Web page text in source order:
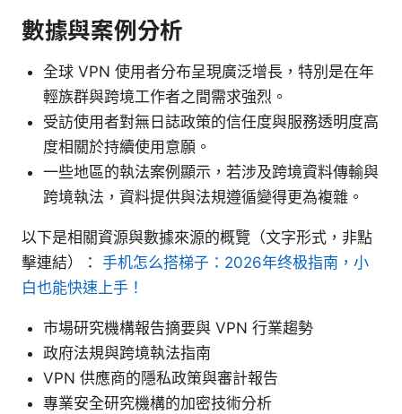
數據與案例分析
全球 VPN 使用者分布呈現廣泛增長，特別是在年
輕族群與跨境工作者之間需求強烈。
受訪使用者對無日誌政策的信任度與服務透明度高
度相關於持續使用意願。
一些地區的執法案例顯示，若涉及跨境資料傳輸與
跨境執法，資料提供與法規遵循變得更為複雜。
以下是相關資源與數據來源的概覽（文字形式，非點
擊連結）： 手机怎么搭梯子：2026年终极指南，小
白也能快速上手！
市場研究機構報告摘要與 VPN 行業趨勢
政府法規與跨境執法指南
VPN 供應商的隱私政策與審計報告
專業安全研究機構的加密技術分析